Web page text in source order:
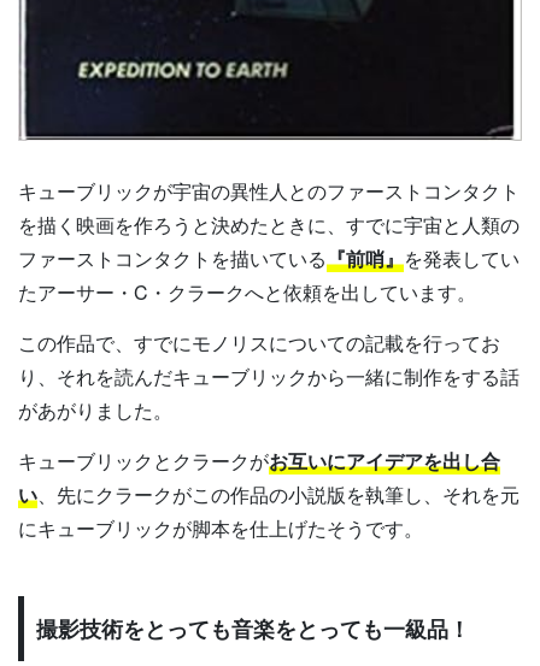
キューブリックが宇宙の異性人とのファーストコンタクト
を描く映画を作ろうと決めたときに、すでに宇宙と人類の
ファーストコンタクトを描いている『前哨』を発表してい
たアーサー・C・クラークへと依頼を出しています。
この作品で、すでにモノリスについての記載を行ってお
り、それを読んだキューブリックから一緒に制作をする話
があがりました。
キューブリックとクラークがお互いにアイデアを出し合
い 、先にクラークがこの作品の小説版を執筆し、それを元
にキューブリックが脚本を仕上げたそうです。
撮影技術をとっても音楽をとっても一級品！